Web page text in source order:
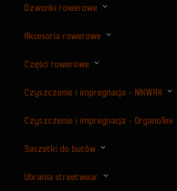
Dzwonki rowerowe
Akcesoria rowerowe
Części rowerowe
Czyszczenie i impregnacja - NIKWAX
Czyszczenie i impregnacja - OrganoTex
Saszetki do butów
Ubrania streetwear